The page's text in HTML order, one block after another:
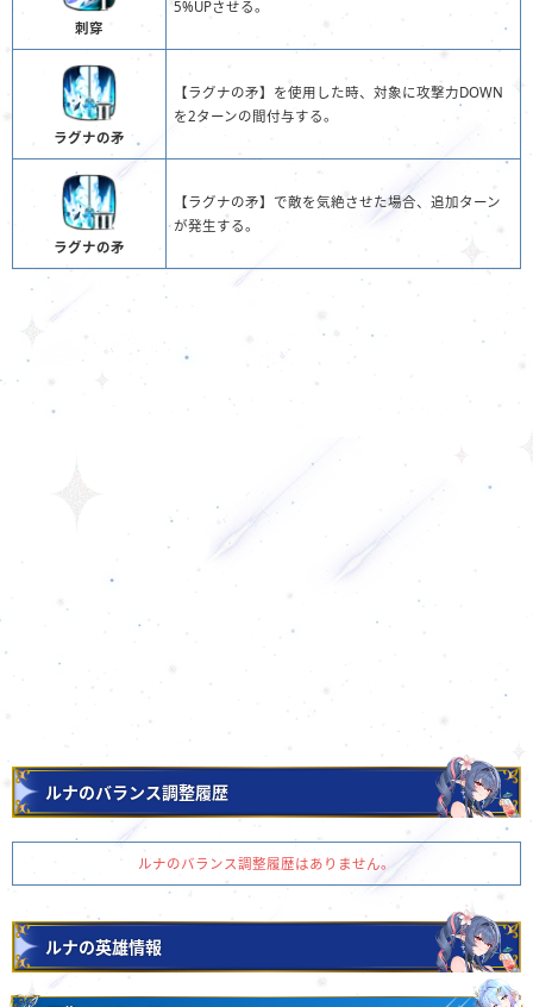
刺穿
5%UPさせる。
ラグナの矛
【ラグナの矛】を使用した時、対象に攻撃力DOWN
を2ターンの間付与する。
ラグナの矛
【ラグナの矛】で敵を気絶させた場合、追加ターン
が発生する。
ルナのバランス調整履歴
ルナのバランス調整履歴はありません。
ルナの英雄情報